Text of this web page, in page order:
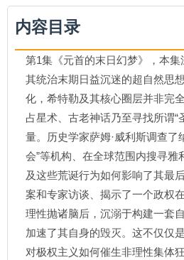
内容目录
第1集《元首的末日幻梦》，本集
其统治末期日益沉迷的超自然思
化，希特勒及其核心圈层并非完
占星术、古老神话乃至寻找所谓“
量。历史学家萨姆·威利斯调查了
会”等机构、在全球范围内搜寻雅
及这些荒诞行为如何影响了其最
案和专家访谈、揭示了一个政权
理性抛诸脑后，沉溺于构建一套
加速了其自身的毁灭。这不仅仅
对极权主义如何催生非理性集体